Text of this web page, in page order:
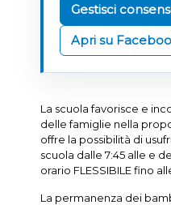
Gestisci
Apri su
La scuola favorisce e
delle famiglie nella
offre la possibilità di
scuola dalle 7:45 alle e
orario FLESSIBILE fino
La permanenza dei